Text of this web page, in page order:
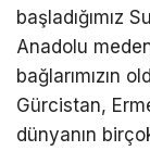
başladığımız
Anadolu
bağlarımızın
Gürcistan,
dünyanın